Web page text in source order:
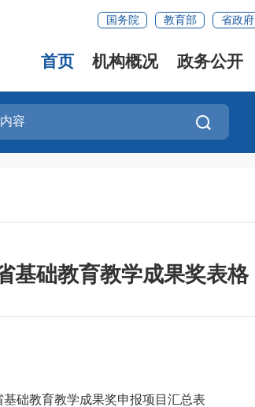
国务院 教育部 省政府
首页 机构概况 政务公开
基础教育教学成果奖表格
基础教育教学成果奖申报项目汇总表